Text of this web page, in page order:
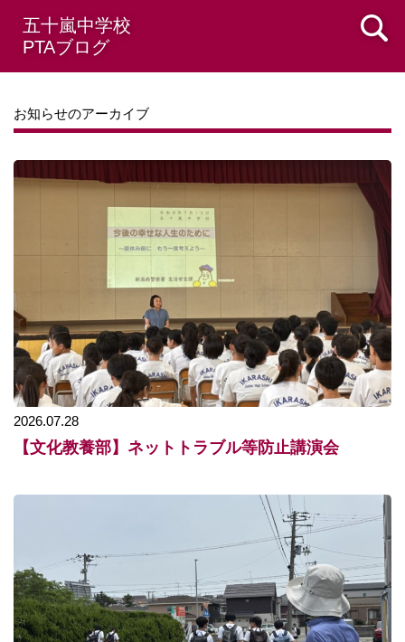
五十嵐中学校
PTAブログ
お知らせのアーカイブ
2026.07.28
【文化教養部】ネットトラブル等防止講演会